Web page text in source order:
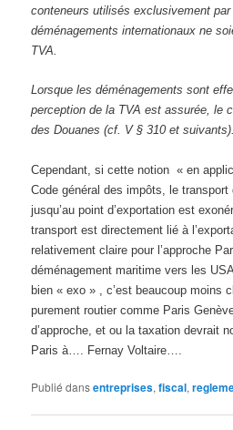
conteneurs utilisés exclusivement
déménagements internationaux ne
TVA.
Lorsque les déménagements sont
perception de la TVA est assurée, le
des Douanes (cf. V § 310 et suivants).
Cependant, si cette notion « en
Code général des impôts, le transport
jusqu’au point d’exportation est
transport est directement lié à
relativement claire pour l’approche
déménagement maritime vers les
bien « exo » , c’est beaucoup moins
purement routier comme Paris
d’approche, et ou la taxation devrait
Paris à…. Fernay Voltaire….
Publié dansentreprises,fiscal,